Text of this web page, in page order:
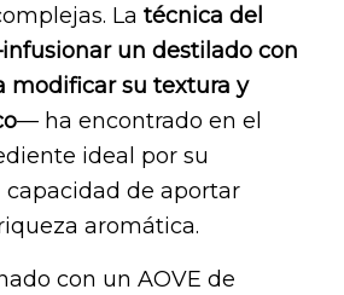
La técnica del
un destilado con
modificar su textura y
— ha encontrado en el
ideal por su
capacidad de aportar
aromática.
con un AOVE de